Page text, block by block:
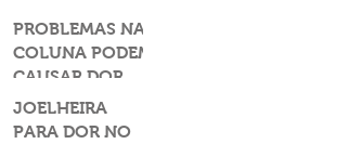
DE DOR NO
JOELHO: ALÍVIO
SEGURO
PROBLEMAS NA
COLUNA PODEM
CAUSAR DOR NO
JOELHO?
JOELHEIRA
PARA DOR NO